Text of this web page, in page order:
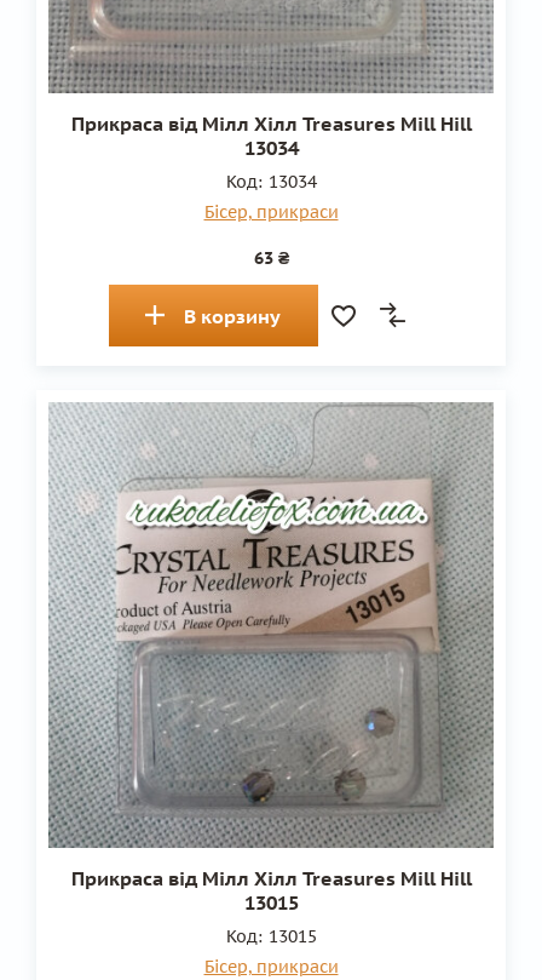
Прикраса від Мілл Хілл Treasures Mill Hill
13034
Код: 13034
Бісер, прикраси
63 ₴
В корзину
Прикраса від Мілл Хілл Treasures Mill Hill
13015
Код: 13015
Бісер, прикраси